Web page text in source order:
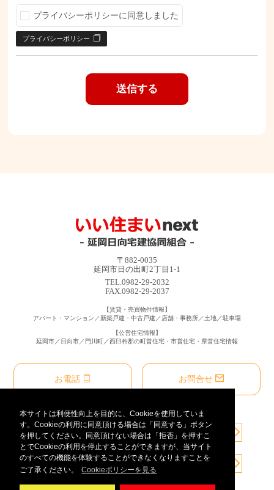
本サイトは利便性向上を目的に、Cookieを使用していま
す。Cookieの利用に同意頂ける場合は「同意する」ボタン
を押してください。同意頂けない場合は「拒否」を押すこ
とでCookieの利用を停止することができますが、当サイト
のすべての機能を体験することができなくなりますことを
ご了承ください。
Cookieポリシーを見る
プライバシーポリシーに同意しました
プライバシーポリシー
〒882-0035
延岡市日の出町2丁目1-1
TEL.0982-29-2032
FAX.0982-29-2037
【賃貸・売買物件情報】
アパート・マンション／新築戸建・中古戸建／店舗・事務所／土地／駐車場
【公営住宅情報】
延岡市／日向市／門川町／西臼杵郡の町営住宅・市営住宅・県営住宅情報
お電話 お問合せ